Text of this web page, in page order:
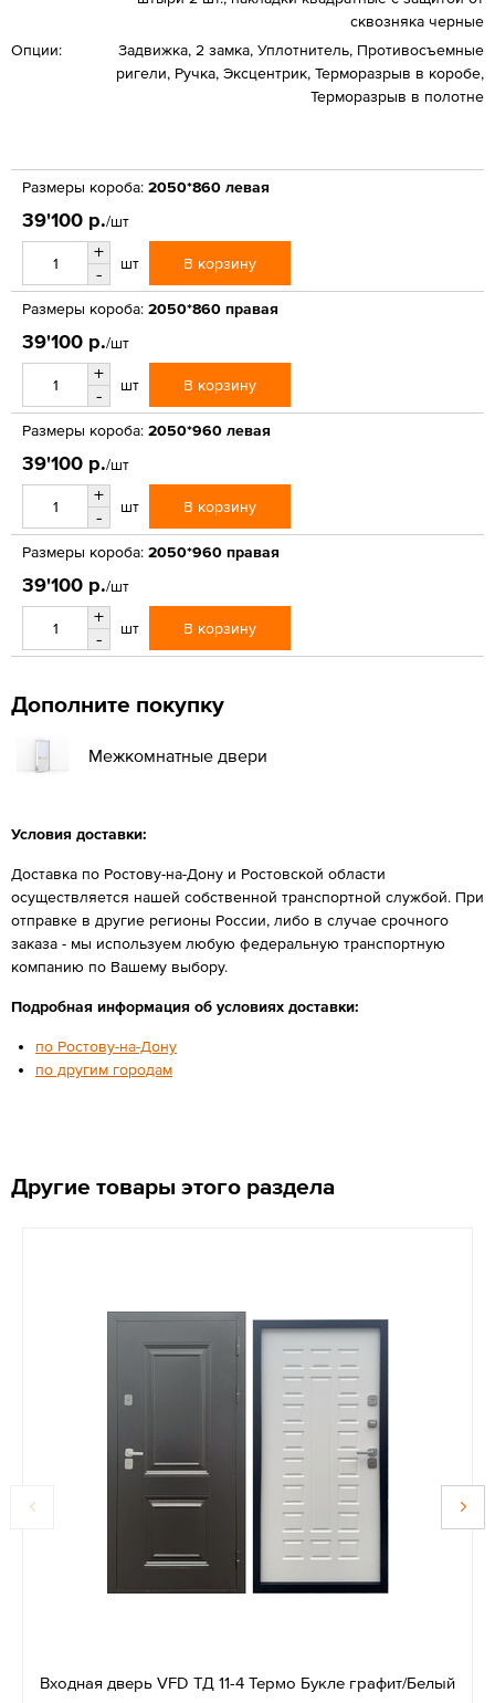
сквозняка черные
Опции:
Задвижка, 2 замка, Уплотнитель, Противосъемные
ригели, Ручка, Эксцентрик, Терморазрыв в коробе,
Терморазрыв в полотне
Размеры короба: 2050*860 левая
39'100 р./шт
+
-
шт В корзину
Размеры короба: 2050*860 правая
39'100 р./шт
+
-
шт В корзину
Размеры короба: 2050*960 левая
39'100 р./шт
+
-
шт В корзину
Размеры короба: 2050*960 правая
39'100 р./шт
+
-
шт В корзину
Дополните покупку
Межкомнатные двери
Условия доставки:
Доставка по Ростову-на-Дону и Ростовской области
осуществляется нашей собственной транспортной службой. При
отправке в другие регионы России, либо в случае срочного
заказа - мы используем любую федеральную транспортную
компанию по Вашему выбору.
Подробная информация об условиях доставки:
по Ростову-на-Дону
по другим городам
Другие товары этого раздела
Входная дверь VFD ТД 11-4 Термо Букле графит/Белый